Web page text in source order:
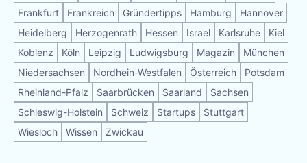
Frankfurt
Frankreich Gründertipps Hamburg
Hannover
Heidelberg
Herzogenrath Hessen Israel Karlsruhe
Kiel
Koblenz
Köln Leipzig Ludwigsburg Magazin
München
Niedersachsen
Nordhein-Westfalen Österreich
Potsdam
Rheinland-Pfalz
Saarbrücken Saarland
Sachsen
Schleswig-Holstein
Schweiz Startups
Stuttgart
Wiesloch
Wissen Zwickau